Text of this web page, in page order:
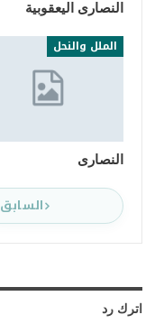
النصارى اليعقوبية
الملل والنحل
النصارى
السابق
اترك رد